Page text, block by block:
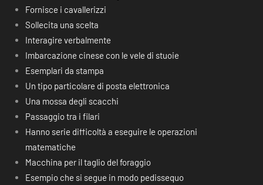
Fornisce i cavallerizzi
Sollecita una scelta
Interagire verbalmente
Imbarcazione cinese con le vele di stuoie
Esemplari da stampa
Un tipo particolare di posta elettronica
Una mossa degli scacchi
Passaggio tra i filari
Hanno serie difficoltà a eseguire le operazioni
matematiche
Macchina per il taglio del foraggio
Esempio che si segue in modo pedissequo